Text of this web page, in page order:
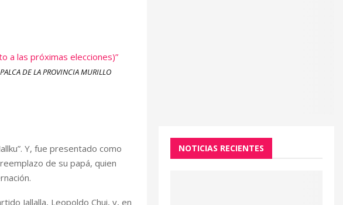
a las próximas elecciones)”
DE LA PROVINCIA MURILLO
Y, fue presentado como
de su papá, quien
Jallalla, Leopoldo Chui, y, en
NOTICIAS RECIENTES